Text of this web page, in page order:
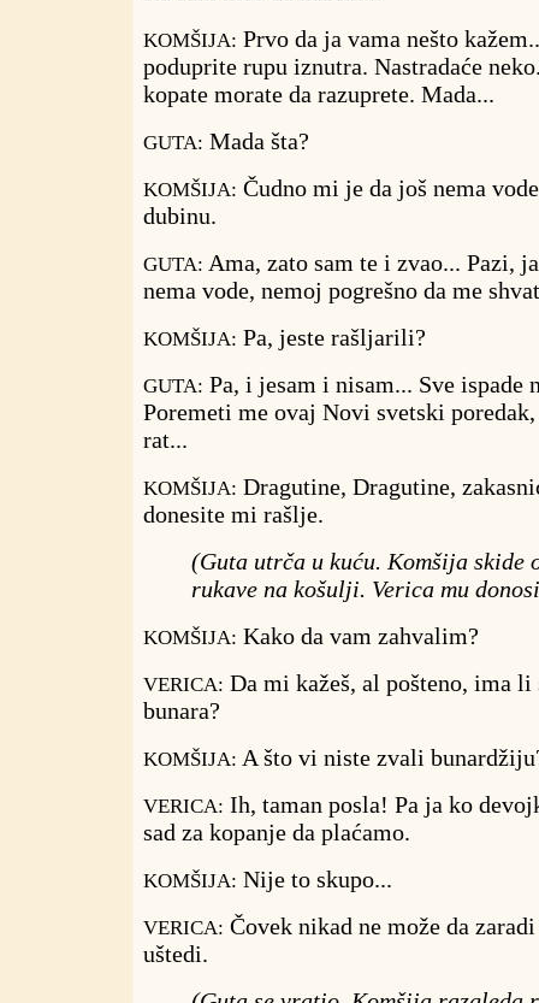
KOMŠIJA: Prvo da ja vama nešto
poduprite rupu iznutra. Nastradaće
kopate morate da razuprete. Mada...
GUTA: Mada šta?
KOMŠIJA: Čudno mi je da još nema
dubinu.
GUTA: Ama, zato sam te i zvao... Pazi,
nema vode, nemoj pogrešno da me
KOMŠIJA: Pa, jeste rašljarili?
GUTA: Pa, i jesam i nisam... Sve ispade
Poremeti me ovaj Novi svetski
rat...
KOMŠIJA: Dragutine, Dragutine,
donesite mi rašlje.
(Guta utrča u kuću. Komšija skide
rukave na košulji. Verica mu
KOMŠIJA: Kako da vam zahvalim?
VERICA: Da mi kažeš, al pošteno, ima li
bunara?
KOMŠIJA: A što vi niste zvali
VERICA: Ih, taman posla! Pa ja ko
sad za kopanje da plaćamo.
KOMŠIJA: Nije to skupo...
VERICA: Čovek nikad ne može da
uštedi.